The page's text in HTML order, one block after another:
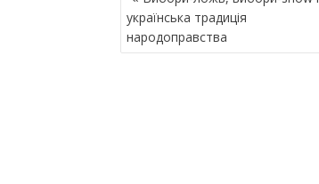
А
В
І
українська традиція
народоправства